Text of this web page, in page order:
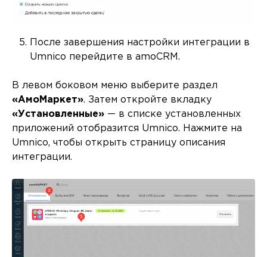
После завершения настройки интеграции в
Umnico перейдите в amoCRM.
В левом боковом меню выберите раздел
«АмоМаркет». Затем откройте вкладку
«Установленные» — в списке установленных
приложений отобразится Umnico. Нажмите на
Umnico, чтобы открыть страницу описания
интеграции.